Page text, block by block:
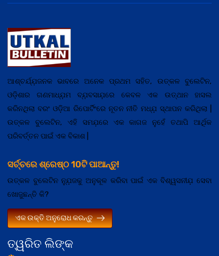
ତ୍ୱରିତ ଲିଙ୍କ
ଆଶ୍ଚର୍ଯ୍ଯ଼ଜନକ ଭାବରେ ଅନେକ ପ୍ରଥମ ସହିତ, ଉତ୍କଳ ବୁଲେଟିନ,
ଓଡ଼ିଶାର ଗଣମାଧ୍ଯ଼ମ ବ୍ଯ଼ବସାଯ଼ରେ କେବଳ ଏକ ଉତ୍ଥାନ ହାସଲ
କରିନଥିଲା ବରଂ ଓଡ଼ିଆ ରିପୋର୍ଟିଂରେ ନୂତନ ନୀତି ମଧ୍ଯ଼ ସ୍ଥାପନ କରିଥିଲା |
ଉତ୍କଳ ବୁଲେଟିନ, ଏହି ସମଯ଼ରେ ଏକ କାଗଜ ନୁହେଁ ତଥାପି ଆର୍ଥିକ
ପରିବର୍ତ୍ତନ ପାଇଁ ଏକ ବିକାଶ |
ସର୍ଚ୍ଚରେ ଶ୍ରେଷ୍ଠ 10ଟି ପାଆନ୍ତୁ!
ଉତ୍କଳ ବୁଲେଟିନ ନ୍ଯ଼ୁଜକୁ ଅନୁକୂଳ କରିବା ପାଇଁ ଏକ ବିଶ୍ୱସନୀଯ଼ ସେବା
ଖୋଜୁଛନ୍ତି କି?
ଏକ ଉକ୍ତି ଅନୁରୋଧ କରନ୍ତୁ